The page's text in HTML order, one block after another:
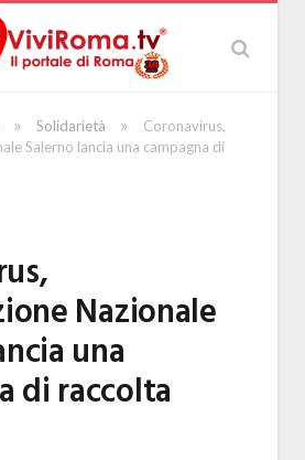
» Solidarietà »
Coronavirus,
Salerno lancia una campagna di
Nazionale
una
di raccolta